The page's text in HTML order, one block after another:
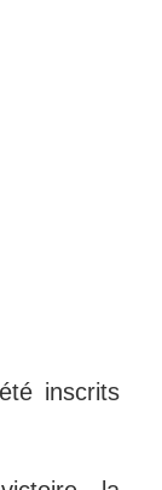
inscrits